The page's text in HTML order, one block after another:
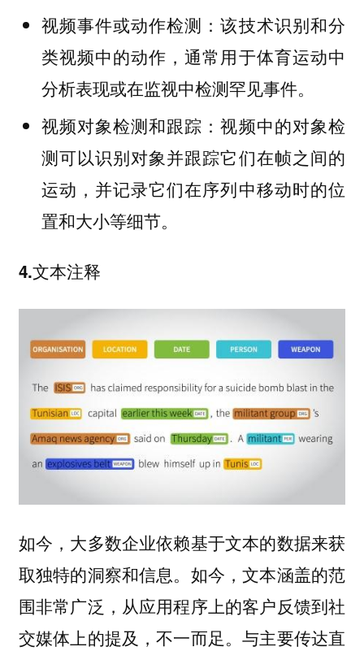
视频事件或动作检测：该技术识别和分
类视频中的动作，通常用于体育运动中
分析表现或在监视中检测罕见事件。
视频对象检测和跟踪：视频中的对象检
测可以识别对象并跟踪它们在帧之间的
运动，并记录它们在序列中移动时的位
置和大小等细节。
4.文本注释
如今，大多数企业依赖基于文本的数据来获
取独特的洞察和信息。如今，文本涵盖的范
围非常广泛，从应用程序上的客户反馈到社
交媒体上的提及，不一而足。与主要传达直